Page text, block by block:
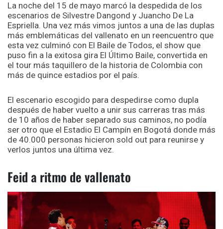
La noche del 15 de mayo marcó la despedida de los
escenarios de Silvestre Dangond y Juancho De La
Espriella. Una vez más vimos juntos a una de las duplas
más emblemáticas del vallenato en un reencuentro que
esta vez culminó con El Baile de Todos, el show que
puso fin a la exitosa gira El Último Baile, convertida en
el tour más taquillero de la historia de Colombia con
más de quince estadios por el país.
El escenario escogido para despedirse como dupla
después de haber vuelto a unir sus carreras tras más
de 10 años de haber separado sus caminos, no podía
ser otro que el Estadio El Campín en Bogotá donde más
de 40.000 personas hicieron sold out para reunirse y
verlos juntos una última vez.
Feid a ritmo de vallenato